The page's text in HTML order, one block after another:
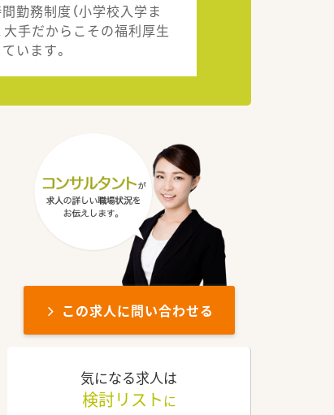
勤務制度（小学校入学ま
大手だからこその福利厚生
います。
この求人に問い合わせる
気になる求人は
検討リスト に